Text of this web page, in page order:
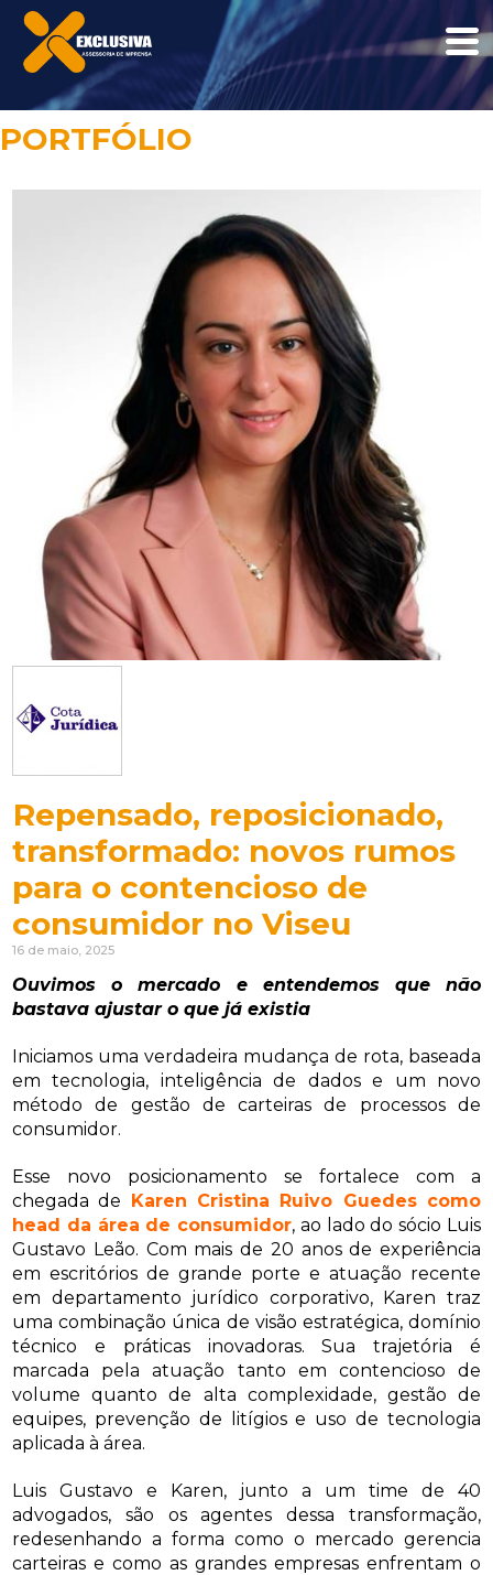
PORTFÓLIO
Repensado, reposicionado,
transformado: novos rumos
para o contencioso de
consumidor no Viseu
16 de maio, 2025
Ouvimos o mercado e entendemos que não
bastava ajustar o que já existia
Iniciamos uma verdadeira mudança de rota, baseada
em tecnologia, inteligência de dados e um novo
método de gestão de carteiras de processos de
consumidor.
Esse novo posicionamento se fortalece com a
chegada de Karen Cristina Ruivo Guedes como
head da área de consumidor, ao lado do sócio Luis
Gustavo Leão. Com mais de 20 anos de experiência
em escritórios de grande porte e atuação recente
em departamento jurídico corporativo, Karen traz
uma combinação única de visão estratégica, domínio
técnico e práticas inovadoras. Sua trajetória é
marcada pela atuação tanto em contencioso de
volume quanto de alta complexidade, gestão de
equipes, prevenção de litígios e uso de tecnologia
aplicada à área.
Luis Gustavo e Karen, junto a um time de 40
advogados, são os agentes dessa transformação,
redesenhando a forma como o mercado gerencia
carteiras e como as grandes empresas enfrentam o